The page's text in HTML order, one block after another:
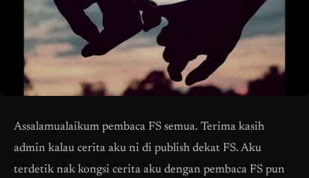
Assalamualaikum pembaca FS semua. Terima kasih
admin kalau cerita aku ni di publish dekat FS. Aku
terdetik nak kongsi cerita aku dengan pembaca FS pun